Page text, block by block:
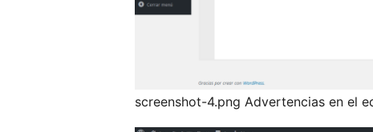
screenshot-4.png Advertencias en el